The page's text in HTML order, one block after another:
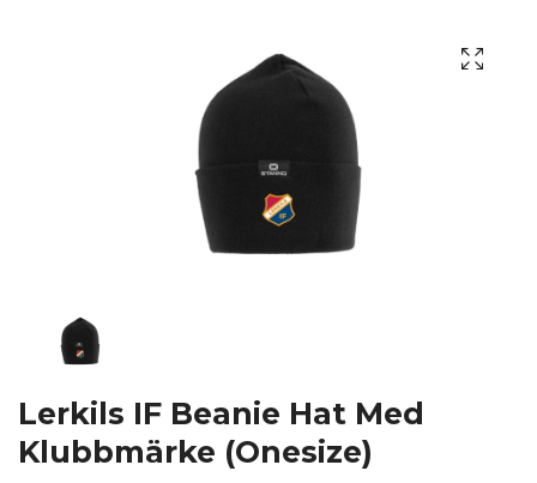
Lerkils IF Beanie Hat Med
Klubbmärke (Onesize)